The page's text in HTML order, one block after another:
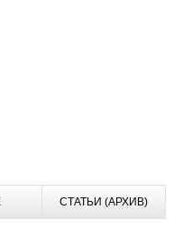
СТАТЬИ (АРХИВ)